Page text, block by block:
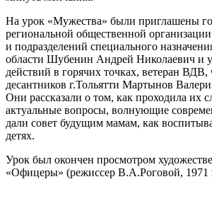
На урок «Мужества» были приглашены
региональной общественной
и подразделений специального
области Шубенин Андрей Николаевич и
действий в горячих точках, ветеран
десантников г.Тольятти Мартынов
Они рассказали о том, как проходила их
актуальные вопросы, волнующие
дали совет будущим мамам, как
детях.
Урок был окончен просмотром
«Офицеры» (режиссер В.А.Роговой, 1971